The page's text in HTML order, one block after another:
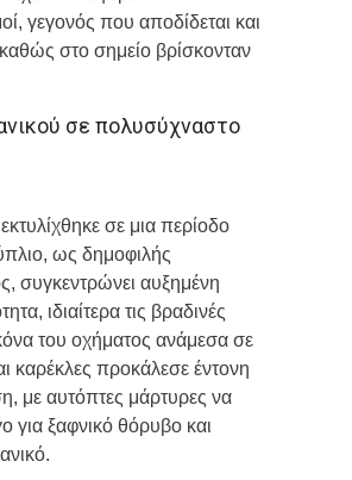
γεγονός που αποδίδεται και
στο σημείο βρίσκονταν
σε πολυσύχναστο
σε μια περίοδο
ως δημοφιλής
συγκεντρώνει αυξημένη
ιδιαίτερα τις βραδινές
του οχήματος ανάμεσα σε
καρέκλες προκάλεσε έντονη
με αυτόπτες μάρτυρες να
για ξαφνικό θόρυβο και